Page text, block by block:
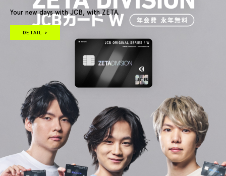
Your new days with JCB, with ZETA.
DETAIL >